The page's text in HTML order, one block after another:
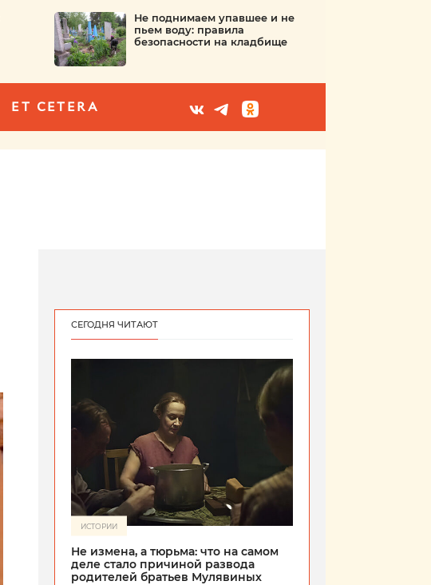
Не поднимаем упавшее и не
пьем воду: правила
безопасности на кладбище
ET CETERA
СЕГОДНЯ ЧИТАЮТ
ИСТОРИИ
Не измена, а тюрьма: что на самом
деле стало причиной развода
родителей братьев Мулявиных